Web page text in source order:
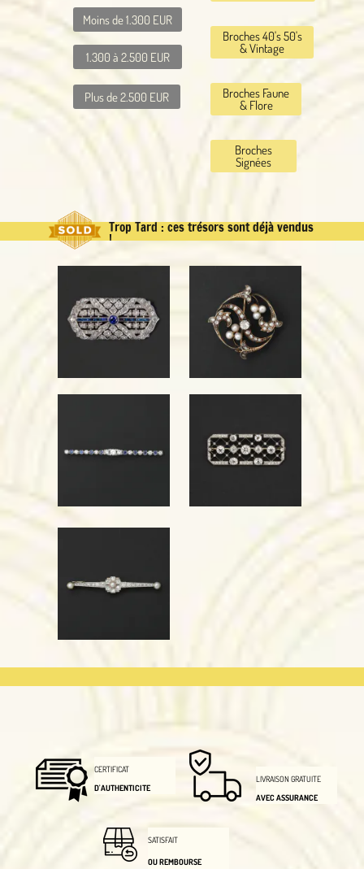
CERTIFICAT
D'AUTHENTICITE
LIVRAISON GRATUITE
AVEC ASSURANCE
SATISFAIT
OU REMBOURSE
Broches Faune
& Flore
Broches 40's 50's
& Vintage
Broches
Signées
Plus de 2.500 EUR
Moins de 1.300 EUR
1.300 à 2.500 EUR
Trop Tard : ces trésors sont déjà vendus
!